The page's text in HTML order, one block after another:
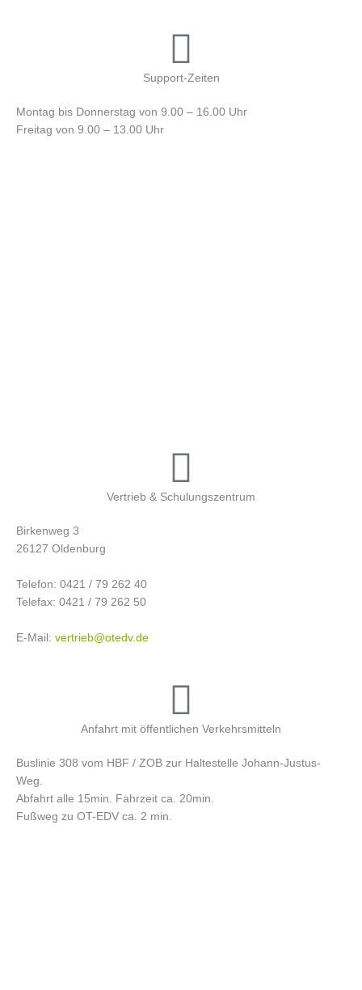
Support-Zeiten
Montag bis Donnerstag von 9.00 – 16.00 Uhr
Freitag von 9.00 – 13.00 Uhr
Vertrieb & Schulungszentrum
Birkenweg 3
26127 Oldenburg
Telefon: 0421 / 79 262 40
Telefax: 0421 / 79 262 50
E-Mail: vertrieb@otedv.de
Anfahrt mit öffentlichen Verkehrsmitteln
Buslinie 308 vom HBF / ZOB zur Haltestelle Johann-Justus-
Weg.
Abfahrt alle 15min. Fahrzeit ca. 20min.
Fußweg zu OT-EDV ca. 2 min.